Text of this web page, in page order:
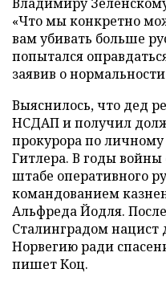
«Что мы конкретно
вам убивать больше
попытался
заявив о
Выяснилось, что дед
НСДАП и получил
прокурора по
Гитлера. В годы
штабе оперативного
командованием
Альфреда Йодля.
Сталинградом нацист
Норвегию ради
пишет Коц.